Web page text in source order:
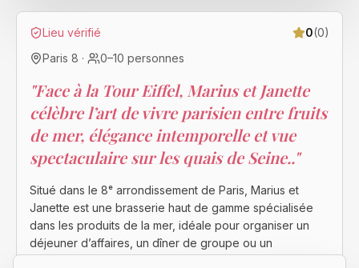
Lieu vérifié 0(0)
Paris 8 · 0–10 personnes
"Face à la Tour Eiffel, Marius et Janette
célèbre l’art de vivre parisien entre fruits
de mer, élégance intemporelle et vue
spectaculaire sur les quais de Seine.."
Situé dans le 8ᵉ arrondissement de Paris, Marius et
Janette est une brasserie haut de gamme spécialisée
dans les produits de la mer, idéale pour organiser un
déjeuner d’affaires, un dîner de groupe ou un